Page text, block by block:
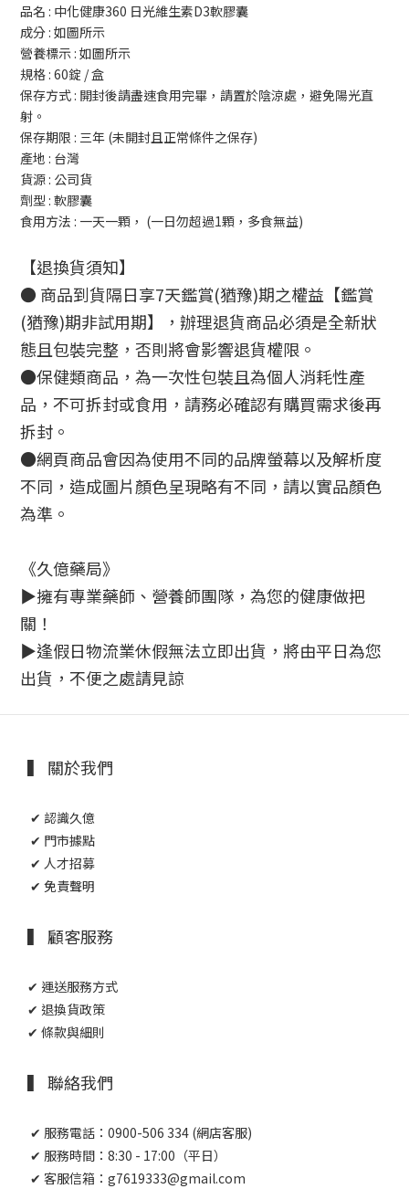
品名 : 中化健康360 日光維生素D3軟膠囊
成分 : 如圖所示
營養標示 : 如圖所示
規格 : 60錠 / 盒
保存方式 : 開封後請盡速食用完畢，請置於陰涼處，避免陽光直
射。
保存期限 : 三年 (未開封且正常條件之保存)
產地 : 台灣
貨源 : 公司貨
劑型 : 軟膠囊
食用方法 : 一天一顆， (一日勿超過1顆，多食無益)
【退換貨須知】
● 商品到貨隔日享7天鑑賞(猶豫)期之權益【鑑賞
(猶豫)期非試用期】，辦理退貨商品必須是全新狀
態且包裝完整，否則將會影響退貨權限。
●保健類商品，為一次性包裝且為個人消耗性產
品，不可拆封或食用，請務必確認有購買需求後再
拆封。
●網頁商品會因為使用不同的品牌螢幕以及解析度
不同，造成圖片顏色呈現略有不同，請以實品顏色
為準。
《久億藥局》
▶擁有專業藥師、營養師團隊，為您的健康做把
關！
▶逢假日物流業休假無法立即出貨，將由平日為您
出貨，不便之處請見諒
▍ 關於我們
✔ 認識久億
✔ 門市據點
✔ 人才招募
✔ 免責聲明
▍ 顧客服務
✔ 運送服務方式
✔ 退換貨政策
✔ 條款與細則
▍ 聯絡我們
✔ 服務電話：0900-506 334 (網店客服)
✔ 服務時間：8:30 - 17:00（平日）
✔ 客服信箱：g7619333@gmail.com